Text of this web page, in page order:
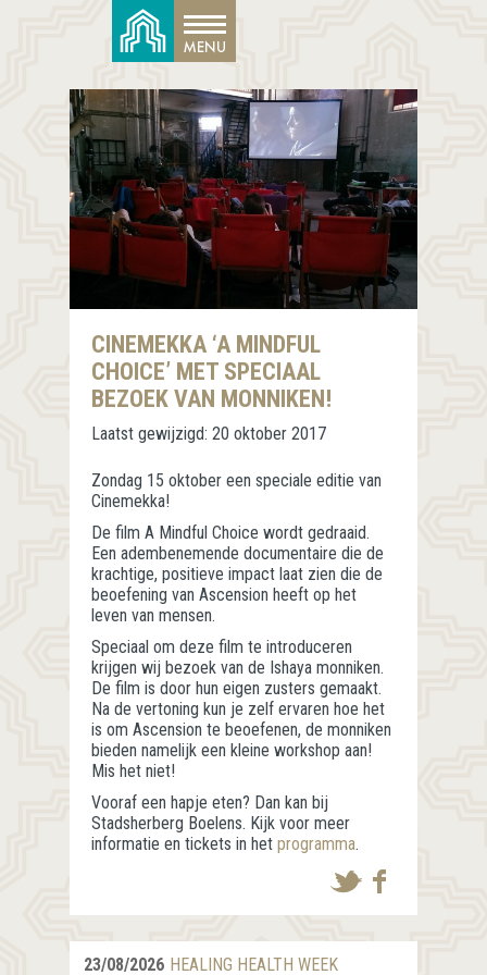
CINEMEKKA ‘A MINDFUL
CHOICE’ MET SPECIAAL
BEZOEK VAN MONNIKEN!
Laatst gewijzigd: 20 oktober 2017
Zondag 15 oktober een speciale editie van
Cinemekka!
De film A Mindful Choice wordt gedraaid.
Een adembenemende documentaire die de
krachtige, positieve impact laat zien die de
beoefening van Ascension heeft op het
leven van mensen.
Speciaal om deze film te introduceren
krijgen wij bezoek van de Ishaya monniken.
De film is door hun eigen zusters gemaakt.
Na de vertoning kun je zelf ervaren hoe het
is om Ascension te beoefenen, de monniken
bieden namelijk een kleine workshop aan!
Mis het niet!
Vooraf een hapje eten? Dan kan bij
Stadsherberg Boelens. Kijk voor meer
informatie en tickets in het programma.
23/08/2026 HEALING HEALTH WEEK